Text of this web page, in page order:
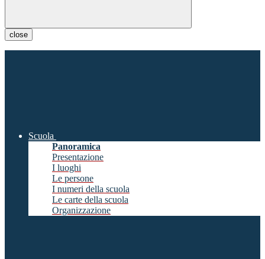
close
Scuola
Panoramica
Presentazione
I luoghi
Le persone
I numeri della scuola
Le carte della scuola
Organizzazione